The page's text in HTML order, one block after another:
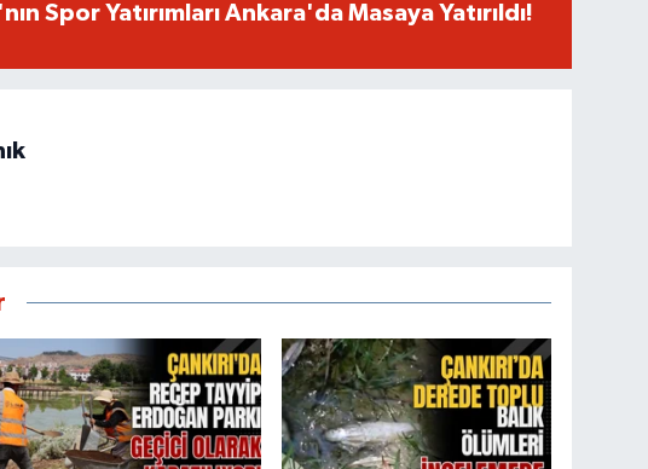
Spor Yatırımları Ankara'da Masaya Yatırıldı!